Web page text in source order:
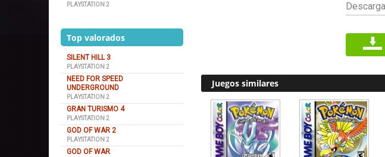
PLAYSTATION 2
Top valorados
SILENT HILL 3
PLAYSTATION 2
NEED FOR SPEED
UNDERGROUND
PLAYSTATION 2
GRAN TURISMO 4
PLAYSTATION 2
GOD OF WAR 2
PLAYSTATION 2
GOD OF WAR
Juegos similares